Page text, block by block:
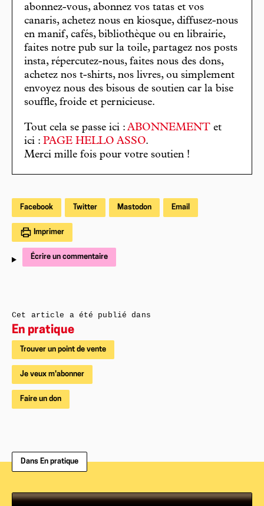
abonnez-vous, abonnez vos tatas et vos
canaris, achetez nous en kiosque, diffusez-nous
en manif, cafés, bibliothèque ou en librairie,
faites notre pub sur la toile, partagez nos posts
insta, répercutez-nous, faites nous des dons,
achetez nos t-shirts, nos livres, ou simplement
envoyez nous des bisous de soutien car la bise
souffle, froide et pernicieuse.
Tout cela se passe ici : ABONNEMENT et
ici : PAGE HELLO ASSO.
Merci mille fois pour votre soutien !
Facebook Twitter Mastodon Email
Imprimer
Écrire un commentaire
Cet article a été publié dans
En pratique
Trouver un point de vente
Je veux m'abonner
Faire un don
Dans En pratique